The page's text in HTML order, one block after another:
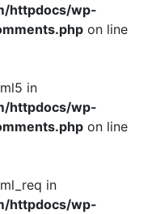
httpdocs/wp-
on line
in
httpdocs/wp-
on line
in
httpdocs/wp-